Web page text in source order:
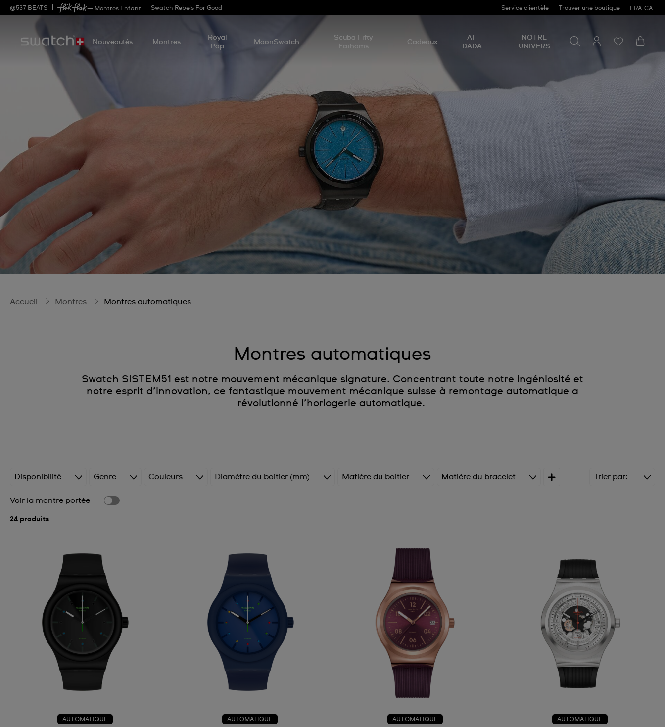
@537 BEATS — Montres Enfant Swatch Rebels For Good Service clientèle Trouver une boutique FRA CA
Nouveautés Montres
Royal
Pop
MoonSwatch
Scuba Fifty
Fathoms
Cadeaux
AI-
DADA
NOTRE
UNIVERS
un
produit
Accueil Montres Montres automatiques
Montres automatiques
Swatch SISTEM51 est notre mouvement mécanique signature. Concentrant toute notre ingéniosité et
notre esprit d’innovation, ce fantastique mouvement mécanique suisse à remontage automatique a
révolutionné l’horlogerie automatique.
Disponibilité Genre Couleurs Diamètre du boitier (mm) Matière du boitier Matière du bracelet Trier par
Voir la montre portée
24 produits
AUTOMATIQUE AUTOMATIQUE AUTOMATIQUE AUTOMATIQUE